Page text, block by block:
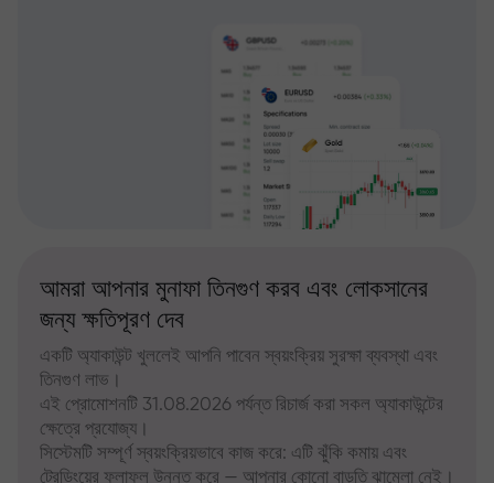
আমরা আপনার মুনাফা তিনগুণ করব এবং লোকসানের
জন্য ক্ষতিপূরণ দেব
একটি অ্যাকাউন্ট খুললেই আপনি পাবেন স্বয়ংক্রিয় সুরক্ষা ব্যবস্থা এবং
তিনগুণ লাভ।
এই প্রোমোশনটি 31.08.2026 পর্যন্ত রিচার্জ করা সকল অ্যাকাউন্টের
ক্ষেত্রে প্রযোজ্য।
সিস্টেমটি সম্পূর্ণ স্বয়ংক্রিয়ভাবে কাজ করে: এটি ঝুঁকি কমায় এবং
ট্রেডিংয়ের ফলাফল উন্নত করে — আপনার কোনো বাড়তি ঝামেলা নেই।